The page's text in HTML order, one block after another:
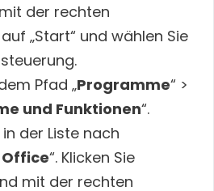
der rechten
„Start“ und wählen Sie
Pfad „Programme“ >
und Funktionen“.
der Liste nach
“. Klicken Sie
mit der rechten